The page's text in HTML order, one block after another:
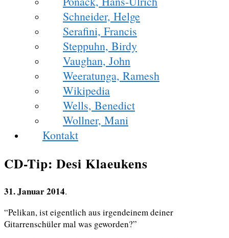
Schneider, Helge
Serafini, Francis
Steppuhn, Birdy
Vaughan, John
Weeratunga, Ramesh
Wikipedia
Wells, Benedict
Wollner, Mani
Kontakt
CD-Tip: Desi Klaeukens
31. Januar 2014.
“Pelikan, ist eigentlich aus irgendeinem deiner
Gitarrenschüler mal was geworden?”